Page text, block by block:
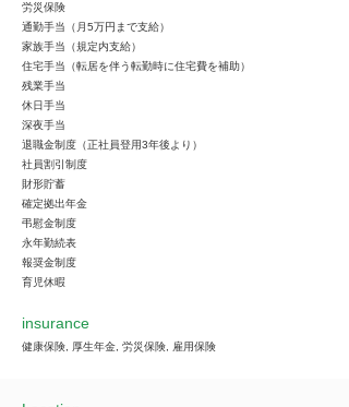
労災保険
通勤手当（月5万円まで支給）
家族手当（規定内支給）
住宅手当（転居を伴う転勤時に住宅費を補助）
残業手当
休日手当
深夜手当
退職金制度（正社員登用3年後より）
社員割引制度
財形貯蓄
確定拠出年金
弔慰金制度
永年勤続表
報奨金制度
育児休暇
insurance
健康保険, 厚生年金, 労災保険, 雇用保険